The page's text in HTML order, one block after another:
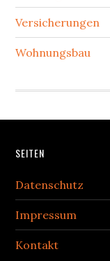
Versicherungen
Wohnungsbau
Footer
SEITEN
Datenschutz
Impressum
Kontakt